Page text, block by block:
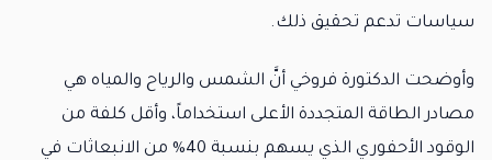
سياسات تدعم تحقيق ذلك.
وأوضحت الدكتورة فروخي أنَّ الشمس والرياح والمياه هي
مصادر الطاقة المتجددة الأعلى استخداماً، وأقل كلفة من
الوقود الأحفوري الذي يسهم بنسبة 40% من الانبعاثات في